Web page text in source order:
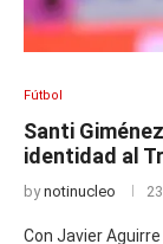
Fútbol
Santi
identidad al
bynotinucleo
Con Javier